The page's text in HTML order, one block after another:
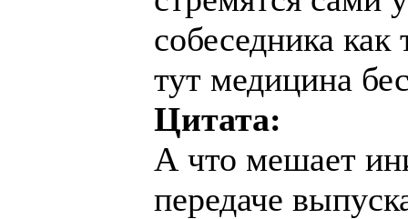
собеседника
тут медицина
Цитата:
А что мешает
передаче